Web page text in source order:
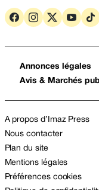
Annonces légales
Avis & Marchés
A propos d’Imaz Press
Nous contacter
Plan du site
Mentions légales
Préférences cookies